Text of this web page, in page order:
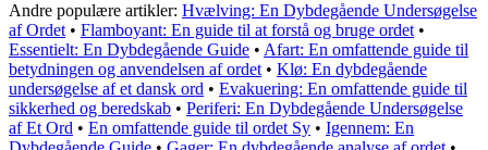
Andre populære artikler: Hvælving: En Dybdegående Undersøgelse
af Ordet • Flamboyant: En guide til at forstå og bruge ordet •
Essentielt: En Dybdegående Guide • Afart: En omfattende guide til
betydningen og anvendelsen af ordet • Klø: En dybdegående
undersøgelse af et dansk ord • Evakuering: En omfattende guide til
sikkerhed og beredskab • Periferi: En Dybdegående Undersøgelse
af Et Ord • En omfattende guide til ordet Sy • Igennem: En